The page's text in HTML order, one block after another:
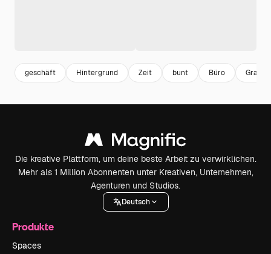
geschäft Hintergrund Zeit bunt Büro Grafik
Die kreative Plattform, um deine beste Arbeit zu verwirklichen.
Mehr als 1 Million Abonnenten unter Kreativen, Unternehmen,
Agenturen und Studios.
Deutsch
Produkte
Spaces